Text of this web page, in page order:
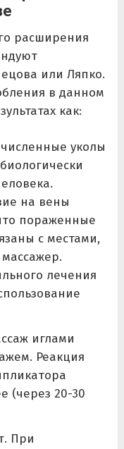
расширения
или Ляпко.
в данном
как:
уколы
на вены
пораженные
с местами,
лечения
иглами
Реакция
(через 20-30
При